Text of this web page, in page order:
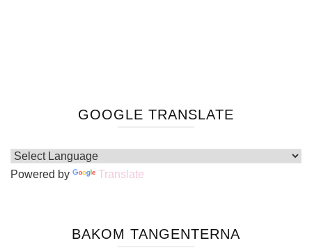
GOOGLE TRANSLATE
Powered by Translate
BAKOM TANGENTERNA